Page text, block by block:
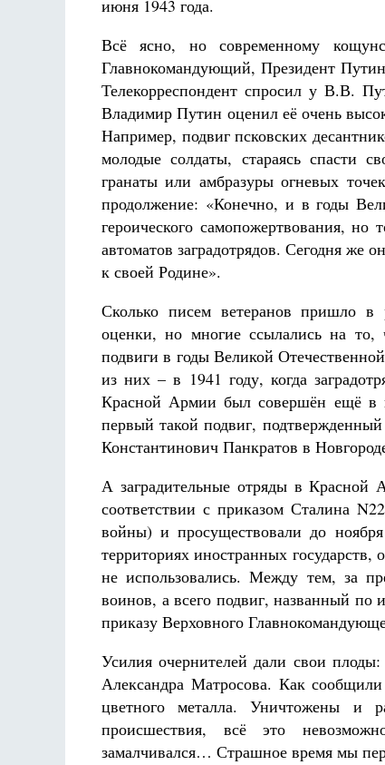
июня 1943 года.
Всё ясно, но современному
Главнокомандующий, Президент
Телекорреспондент спросил у В.В.
Владимир Путин оценил её очень
Например, подвиг псковских
молодые солдаты, стараясь спасти
гранаты или амбразуры огневых
продолжение: «Конечно, и в годы
героического самопожертвования,
автоматов заградотрядов. Сегодня
к своей Родине».
Сколько писем ветеранов пришло в
оценки, но многие ссылались на то,
подвиги в годы Великой
из них – в 1941 году, когда
Красной Армии был совершён ещё в
первый такой подвиг,
Константинович Панкратов в
А заградительные отряды в
соответствии с приказом Сталина
войны) и просуществовали до
территориях иностранных государств,
не использовались. Между тем, за
воинов, а всего подвиг, названный по
приказу Верховного
Усилия очернителей дали свои
Александра Матросова. Как
цветного металла. Уничтожены
происшествия, всё это
замалчивался… Страшное время мы